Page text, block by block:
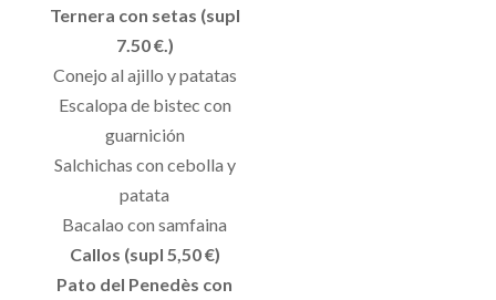
Ternera con setas (supl
7.50 €.)
Conejo al ajillo y patatas
Escalopa de bistec con
guarnición
Salchichas con cebolla y
patata
Bacalao con samfaina
Callos (supl 5,50 €)
Pato del Penedès con